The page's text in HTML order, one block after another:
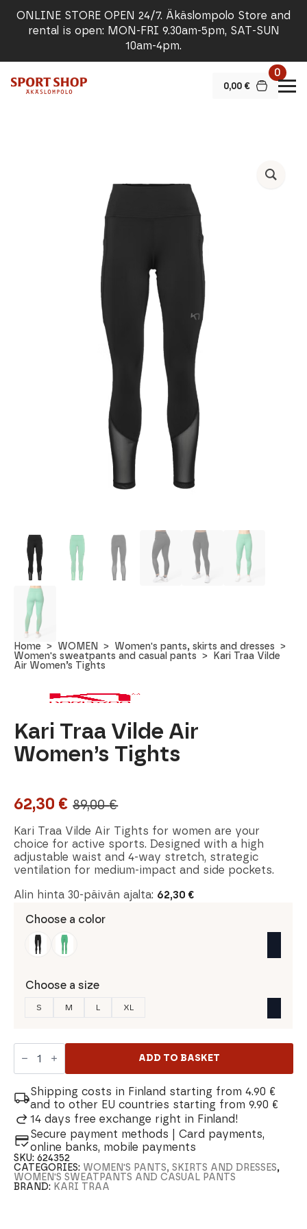
ONLINE STORE OPEN 24/7. Äkäslompolo Store and
rental is open: MON-FRI 9.30am-5pm, SAT-SUN
10am-4pm.
0,00 €
0
Home WOMEN
Women's pants, skirts and dresses
Women's sweatpants and casual pants
Kari Traa Vilde
Air Women’s Tights
Kari Traa Vilde Air
Women’s Tights
89,00€
Original
price
was:
89,00 €.
62,30 €
Current
price
is:
62,30 €.
Kari Traa Vilde Air Tights for women are your
choice for active sports. Designed with a high
adjustable waist and 4-way stretch, strategic
ventilation for medium-impact and side pockets.
Alin hinta 30-päivän ajalta: 62,30 €
Choose a color
Choose a size
S M L XL
Kari
Traa
Vilde
Women's
Tights
quantity
ADD TO BASKET
Shipping costs in Finland starting from 4.90 €
and to other EU countries starting from 9.90 €
14 days free exchange right in Finland!
Secure payment methods | Card payments,
online banks, mobile payments
SKU:624352
CATEGORIES: WOMEN'S PANTS, SKIRTS AND DRESSES,
WOMEN'S SWEATPANTS AND CASUAL PANTS
BRAND: KARI TRAA